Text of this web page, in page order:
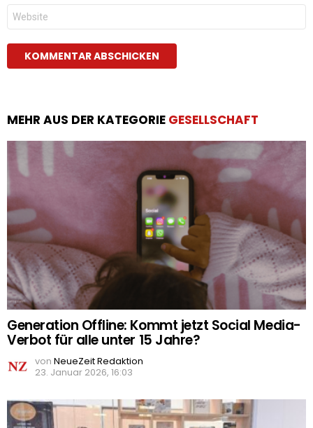
Website
MEHR AUS DER KATEGORIE GESELLSCHAFT
Generation Offline: Kommt jetzt Social Media-
Verbot für alle unter 15 Jahre?
von NeueZeit Redaktion
23. Januar 2026, 16:03